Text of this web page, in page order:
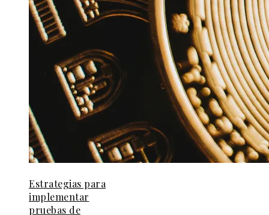
Estrategias para
implementar
pruebas de